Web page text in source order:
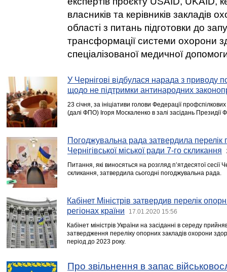
власників та керівників закладів
області з питань підготовки до
трансформації системи охорони
спеціалізованої медичної
У Чернігові відбулася нарада з приводу
щодо не підтримки антинародних
23 січня, за ініціативи голови Федерації профспілкових
(далі ФПО) Ігоря Москаленко в залі засідань
Погоджувальна рада затвердила перелік
Чернігівської міської ради 7-го скликання
Питання, які виносяться на розгляд п’ятдесятої сесії
скликання, затвердила сьогодні погоджувальна рада.
Кабінет Міністрів затвердив перелік
регіонах країни
17.01.2020 15:56
Кабінет міністрів України на засіданні в середу
затвердження переліку опорних закладів охорони
період до 2023 року.
Про звільнення в запас